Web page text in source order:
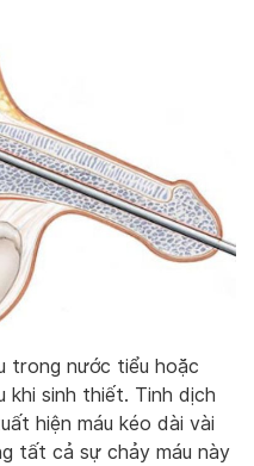
trong nước tiểu hoặc
khi sinh thiết. Tinh dịch
hiện máu kéo dài vài
tất cả sự chảy máu này